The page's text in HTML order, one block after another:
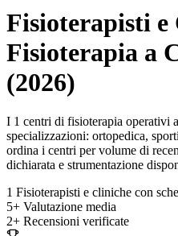
Fisioterapisti e
Fisioterapia a
(2026)
I 1 centri di fisioterapia operativi
specializzazioni: ortopedica,
ordina i centri per volume di
dichiarata e strumentazione
1 Fisioterapisti e cliniche con
5+ Valutazione media
2+ Recensioni verificate